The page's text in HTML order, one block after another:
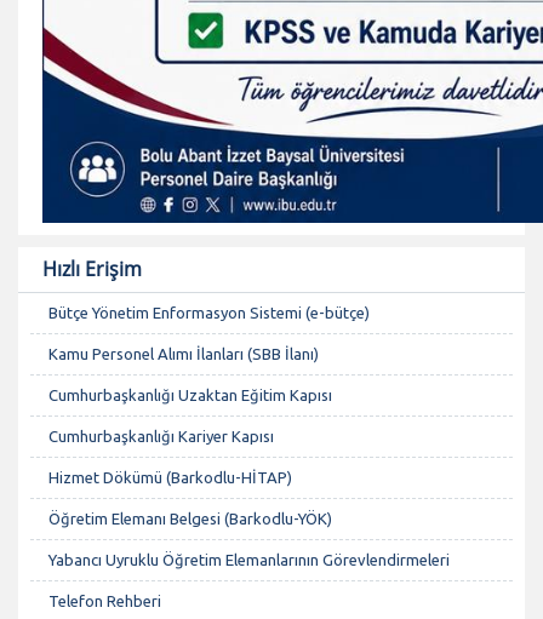
Hızlı Erişim
Bütçe Yönetim Enformasyon Sistemi (e-bütçe)
Kamu Personel Alımı İlanları (SBB İlanı)
Cumhurbaşkanlığı Uzaktan Eğitim Kapısı
Cumhurbaşkanlığı Kariyer Kapısı
Hizmet Dökümü (Barkodlu-HİTAP)
Öğretim Elemanı Belgesi (Barkodlu-YÖK)
Yabancı Uyruklu Öğretim Elemanlarının Görevlendirmeleri
Telefon Rehberi